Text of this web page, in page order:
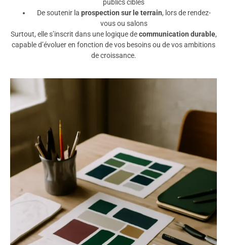
publics cibles
De soutenir la prospection sur le terrain, lors de rendez-
vous ou salons
Surtout, elle s’inscrit dans une logique decommunication durable,
capable d’évoluer en fonction de vos besoins ou de vos ambitions
de croissance.